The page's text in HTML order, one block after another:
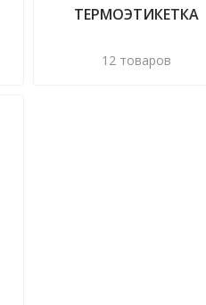
ТЕРМОЭТИКЕТКА
12 товаров